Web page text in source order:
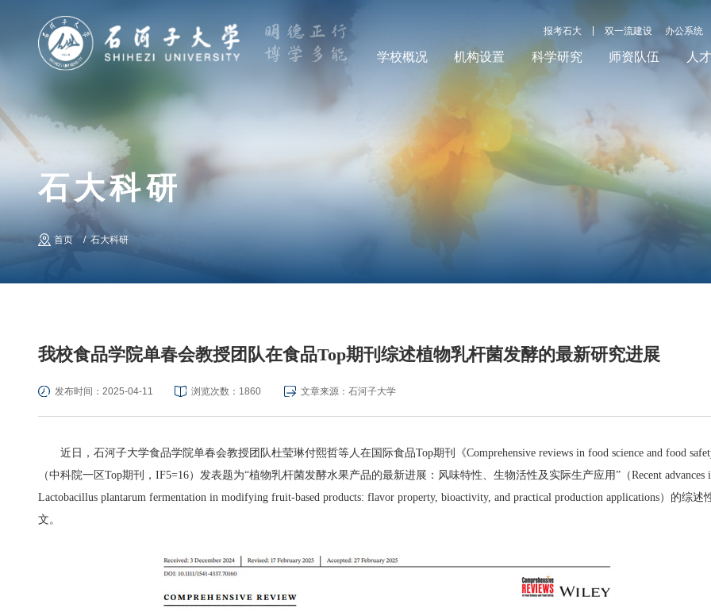
报考石大 双一流建设 办公系统
学校概况 机构设置 科学研究 师资队伍 人
石大科研
首页 石大科研
我校食品学院单春会教授团队在食品Top期刊综述植物乳杆菌发酵的最新研究进展
发布时间：2025-04-11 浏览次数： 1860 文章来源：石河子大学
近日，石河子大学食品学院单春会教授团队杜莹琳付熙哲等人在国际食品Top期刊《Comprehensive reviews in food science and food
（中科院一区Top期刊， IF5=16）发表题为“植物乳杆菌发酵水果产品的最新进展：风味特性、生物活性及实际生产应用”（Recent advances
Lactobacillus plantarum fermentation in modifying fruit-based products: flavor property, bioactivity, and practical production applications）的综述
文。